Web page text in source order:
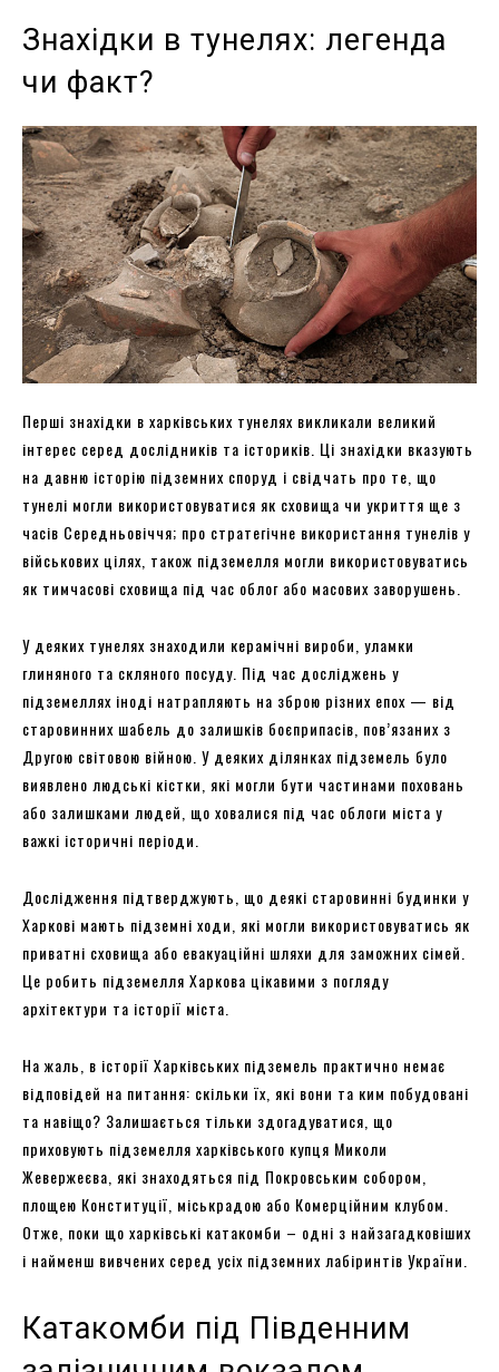
Знахідки в тунелях: легенда
чи факт?
Перші знахідки в харківських тунелях викликали великий
інтерес серед дослідників та істориків. Ці знахідки вказують
на давню історію підземних споруд і свідчать про те, що
тунелі могли використовуватися як сховища чи укриття ще з
часів Середньовіччя; про стратегічне використання тунелів у
військових цілях, також підземелля могли використовуватись
як тимчасові сховища під час облог або масових заворушень.
У деяких тунелях знаходили керамічні вироби, уламки
глиняного та скляного посуду. Під час досліджень у
підземеллях іноді натрапляють на зброю різних епох — від
старовинних шабель до залишків боєприпасів, пов’язаних з
Другою світовою війною. У деяких ділянках підземель було
виявлено людські кістки, які могли бути частинами поховань
або залишками людей, що ховалися під час облоги міста у
важкі історичні періоди.
Дослідження підтверджують, що деякі старовинні будинки у
Харкові мають підземні ходи, які могли використовуватись як
приватні сховища або евакуаційні шляхи для заможних сімей.
Це робить підземелля Харкова цікавими з погляду
архітектури та історії міста.
На жаль, в історії Харківських підземель практично немає
відповідей на питання: скільки їх, які вони та ким побудовані
та навіщо? Залишається тільки здогадуватися, що
приховують підземелля харківського купця Миколи
Жевержеєва, які знаходяться під Покровським собором,
площею Конституції, міськрадою або Комерційним клубом.
Отже, поки що харківські катакомби – одні з найзагадковіших
і найменш вивчених серед усіх підземних лабіринтів України.
Катакомби під Південним